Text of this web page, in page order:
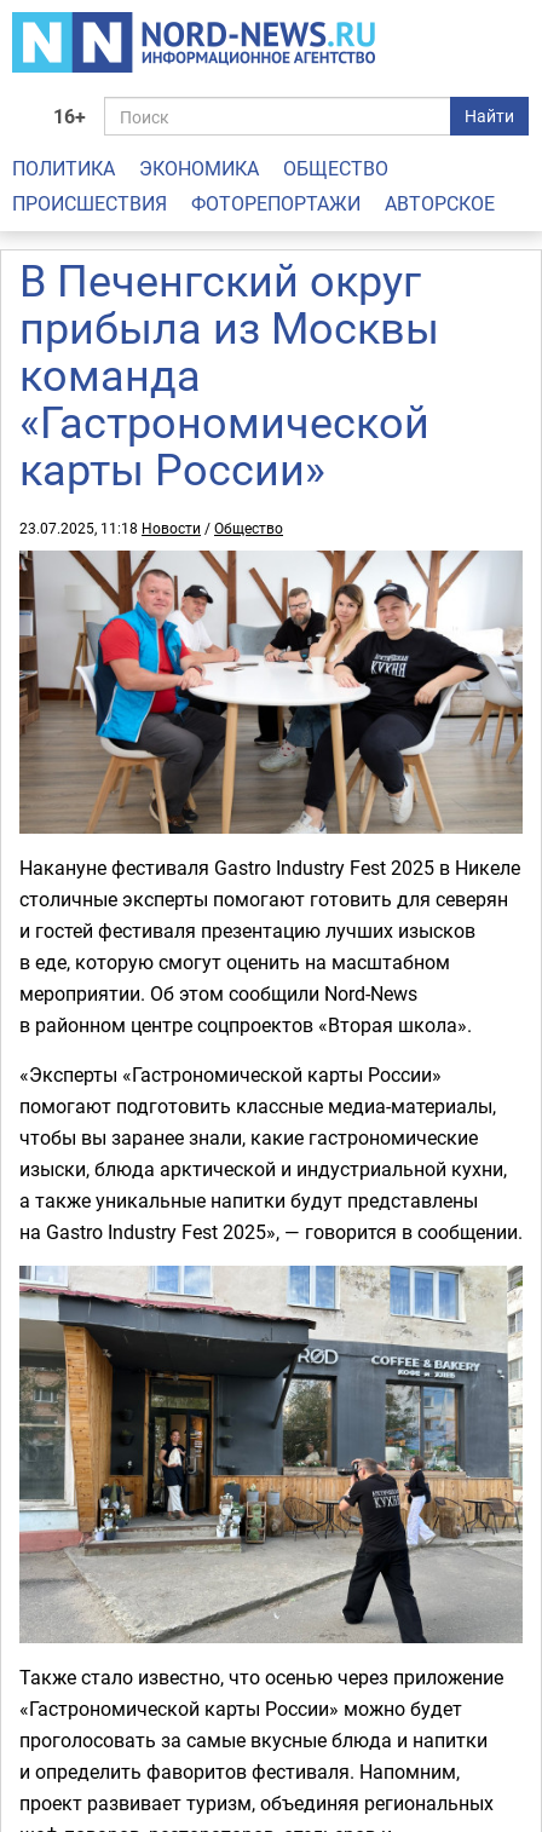
16+ Найти
ПОЛИТИКА ЭКОНОМИКА
ОБЩЕСТВО
ПРОИСШЕСТВИЯ
ФОТОРЕПОРТАЖИ АВТОРСКОЕ
В Печенгский округ
прибыла из Москвы
команда
«Гастрономической
карты России»
23.07.2025, 11:18 Новости /Общество
Накануне фестиваля Gastro Industry Fest 2025 в Никеле
столичные эксперты помогают готовить для северян
и гостей фестиваля презентацию лучших изысков
в еде, которую смогут оценить на масштабном
мероприятии. Об этом сообщили Nord-News
в районном центре соцпроектов «Вторая школа».
«Эксперты «Гастрономической карты России»
помогают подготовить классные медиа-материалы,
чтобы вы заранее знали, какие гастрономические
изыски, блюда арктической и индустриальной кухни,
а также уникальные напитки будут представлены
на Gastro Industry Fest 2025», — говорится в сообщении.
Также стало известно, что осенью через приложение
«Гастрономической карты России» можно будет
проголосовать за самые вкусные блюда и напитки
и определить фаворитов фестиваля. Напомним,
проект развивает туризм, объединяя региональных